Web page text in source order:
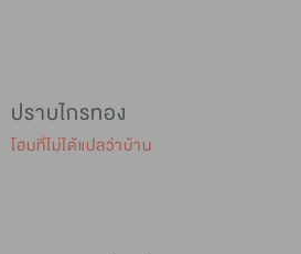
ปราบไกรทอง
โฮมที่ไม่ได้แปลว่าบ้าน